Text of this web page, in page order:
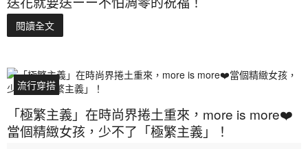
閱讀全文
流行穿搭
「極繁主義」在時尚界捲土重來，more is more❤️
當個精緻女孩，少不了「極繁主義」！